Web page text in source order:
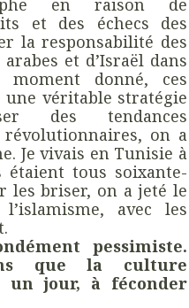
et des échecs des
la responsabilité des
et d’Israël dans
donné, ces
une véritable stratégie
des tendances
on a
Je vivais en Tunisie à
étaient tous soixante-
les briser, on a jeté le
avec les
pessimiste.
que la culture
un jour, à féconder